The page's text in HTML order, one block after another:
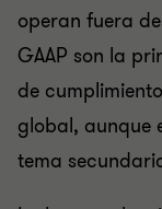
operan fuera
GAAP son la
de
global, aunque
tema